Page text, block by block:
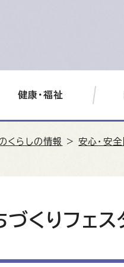
健康・福祉
くらしの情報 >安心・安全
づくりフェ